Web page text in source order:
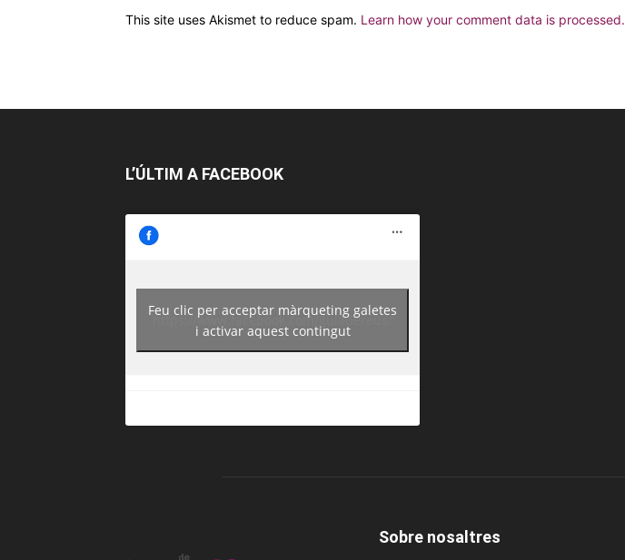
This site uses Akismet to reduce spam. Learn how your comment data is processed.
L’ÚLTIM A FACEBOOK
https://www.facebook.com/guiadereus/
Feu clic per acceptar màrqueting galetes
i activar aquest contingut
Sobre nosaltres